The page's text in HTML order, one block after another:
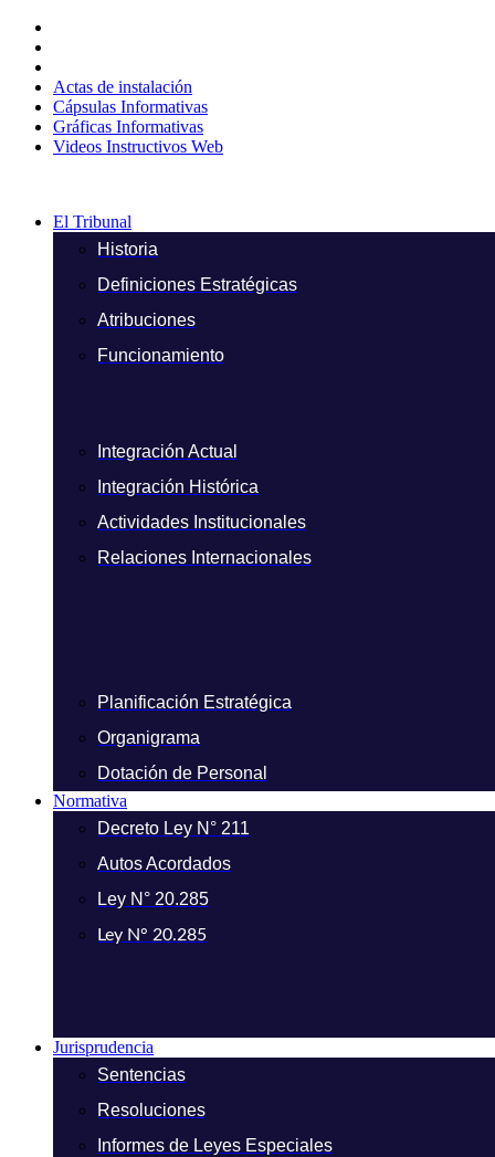
contenido
Actas de instalación
Cápsulas Informativas
Gráficas Informativas
Videos Instructivos Web
El Tribunal
Historia
Definiciones Estratégicas
Atribuciones
Funcionamiento
Integración Actual
Integración Histórica
Actividades Institucionales
Relaciones Internacionales
Planificación Estratégica
Organigrama
Dotación de Personal
Normativa
Decreto Ley N° 211
Autos Acordados
Ley N° 20.285
Ley N° 20.285
Jurisprudencia
Sentencias
Resoluciones
Informes de Leyes Especiales